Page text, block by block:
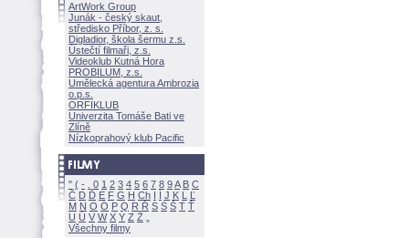
ArtWork Group
Junák - český skaut,
středisko Příbor, z. s.
Digladior, škola šermu z.s.
Ústečtí filmaři, z.s.
Videoklub Kutná Hora
PROBILUM, z.s.
Umělecká agentura Ambrozia
o.p.s.
ORFIKLUB
Univerzita Tomáše Bati ve
Zlíně
Nízkoprahový klub Pacific
" ( - 0 1 2 3 4 5 6 7 8 9A B C
Č D Ď E F G H Ch I Í J K L
Ľ
M N O Ó P Q R Ř S Ś T Ť
U Ú V W X Y Z
Všechny filmy